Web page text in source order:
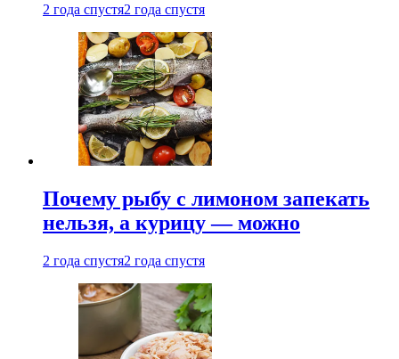
2 года спустя2 года спустя
Почему рыбу с лимоном запекать
нельзя, а курицу — можно
2 года спустя2 года спустя